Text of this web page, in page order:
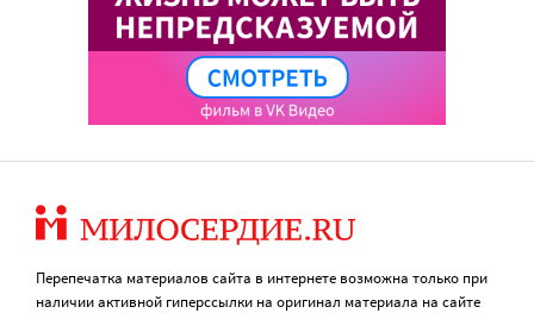
Перепечатка материалов сайта в интернете возможна только при
наличии активной гиперссылки на оригинал материала на сайте